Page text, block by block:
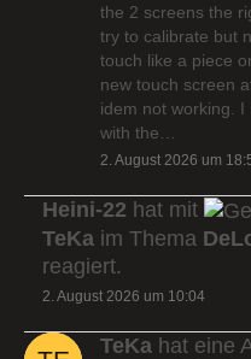
the 2 screens the
try to calibrate but
touch like a piece
new touch screen
idem not working.
with the…
2. August 2026 um
Heini-22 hat mit
TeKa im Thema
reagiert.
2. August 2026 um 10:04
TeKa hat eine